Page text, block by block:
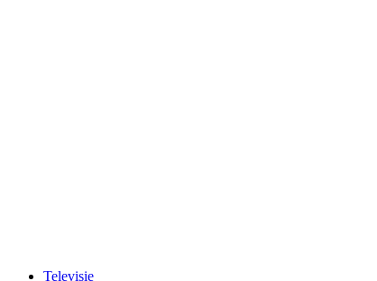
Televisie